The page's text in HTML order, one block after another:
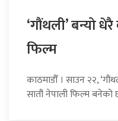
‘गौंथली’ बन्यो
फिल्म
काठमाडौँ । साउन २२,
सातौं नेपाली फिल्म बनेको